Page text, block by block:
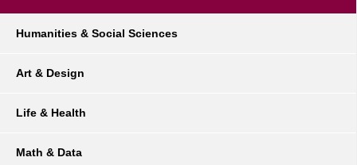
Humanities & Social Sciences
Art & Design
Life & Health
Math & Data